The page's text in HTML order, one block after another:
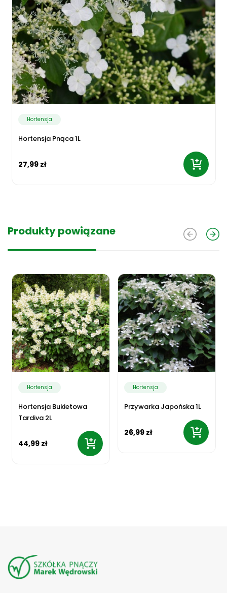
Hortensja
Hortensja Pnąca 1L
27,99 zł
Produkty powiązane
Hortensja
Hortensja Bukietowa
Tardiva 2L
44,99 zł
Hortensja
Przywarka Japońska 1L
26,99 zł